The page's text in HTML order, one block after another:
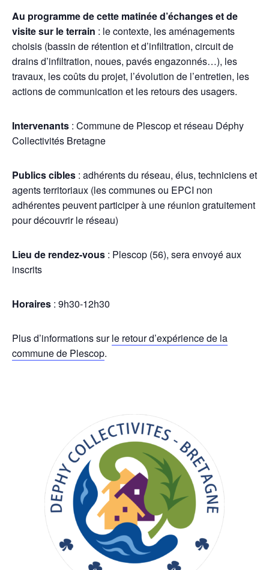
Au programme de cette matinée d’échanges et de
visite sur le terrain : le contexte, les aménagements
choisis (bassin de rétention et d’infiltration, circuit de
drains d’infiltration, noues, pavés engazonnés…), les
travaux, les coûts du projet, l’évolution de l’entretien, les
actions de communication et les retours des usagers.
Intervenants : Commune de Plescop et réseau Déphy
Collectivités Bretagne
Publics cibles : adhérents du réseau, élus, techniciens et
agents territoriaux (les communes ou EPCI non
adhérentes peuvent participer à une réunion gratuitement
pour découvrir le réseau)
Lieu de rendez-vous : Plescop (56), sera envoyé aux
inscrits
Horaires : 9h30-12h30
Plus d’informations surle retour d’expérience de la
commune de Plescop.